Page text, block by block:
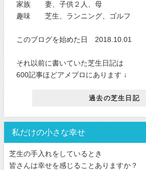
家族 妻、子供２人、母
趣味 芝生、ランニング、ゴルフ
このブログを始めた日 2018.10.01
それ以前に書いていた芝生日記は
600記事ほどアメブロにあります ↓
過去の芝生日記
私だけの小さな幸せ
芝生の手入れをしているとき
皆さんは幸せを感じることありますか？